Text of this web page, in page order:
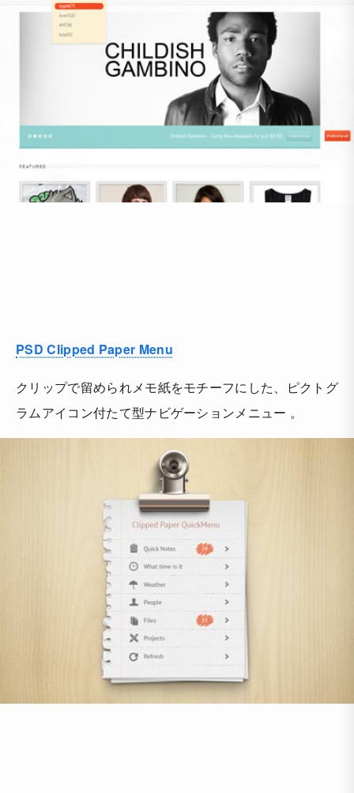
PSD Clipped Paper Menu
クリップで留められメモ紙をモチーフにした、ピクトグ
ラムアイコン付たて型ナビゲーションメニュー 。